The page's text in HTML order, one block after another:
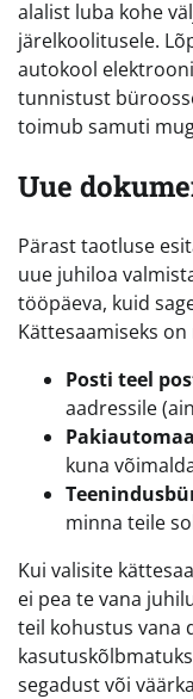
alalist luba kohe
järelkoolitusele.
autokool
tunnistust
toimub samuti
Uue
Pärast taotluse
uue juhiloa
tööpäeva, kuid
Kättesaamiseks
Posti teel
aadressile
kuna
minna teile
Kui valisite
ei pea te vana
teil kohustus vana
segadust või